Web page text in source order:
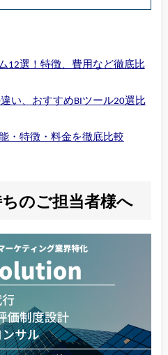
12選！特徴、費用など徹底比
い、おすすめBIツール20選比
・特徴・料金を徹底比較
のご担当者様へ